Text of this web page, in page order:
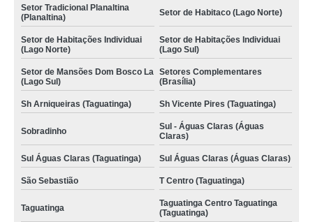
Setor Tradicional Planaltina
(Planaltina)
Setor de Habitaco (Lago Norte)
Setor de Habitações Individuai
(Lago Norte)
Setor de Habitações Individuai
(Lago Sul)
Setor de Mansões Dom Bosco La
(Lago Sul)
Setores Complementares
(Brasília)
Sh Arniqueiras (Taguatinga) Sh Vicente Pires (Taguatinga)
Sobradinho
Sul - Águas Claras (Águas
Claras)
Sul Águas Claras (Taguatinga) Sul Águas Claras (Águas Claras)
São Sebastião T Centro (Taguatinga)
Taguatinga
Taguatinga Centro Taguatinga
(Taguatinga)